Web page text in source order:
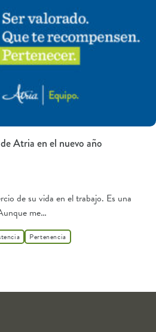
Atria en el nuevo año
de su vida en el trabajo. Es una
me…
Pertenencia